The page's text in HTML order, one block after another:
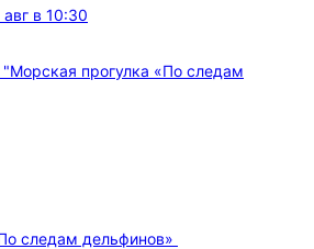
в 10:30
следам дельфинов»